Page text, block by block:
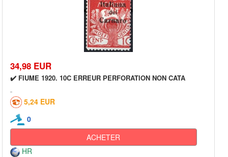
34,98 EUR
✔️ FIUME 1920. 10C ERREUR PERFORATION NON CATA
5,24 EUR
0
ACHETER
HR